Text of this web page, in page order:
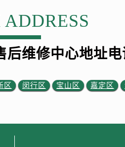
后维修中心地址
区 闵行区 宝山区 嘉定区